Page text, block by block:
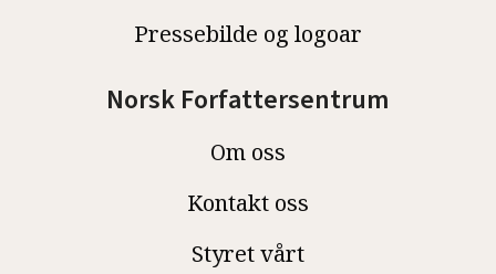
Pressebilde og logoar
Norsk Forfattersentrum
Om oss
Kontakt oss
Styret vårt